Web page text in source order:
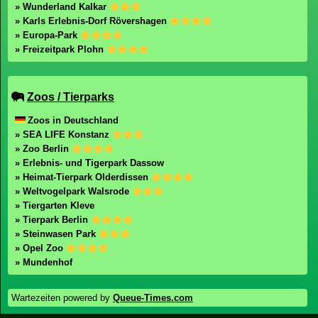
» Wunderland Kalkar
» Karls Erlebnis-Dorf Rövershagen
» Europa-Park
» Freizeitpark Plohn
Zoos / Tierparks
Zoos in Deutschland
» SEA LIFE Konstanz
» Zoo Berlin
» Erlebnis- und Tigerpark Dassow
» Heimat-Tierpark Olderdissen
» Weltvogelpark Walsrode
» Tiergarten Kleve
» Tierpark Berlin
» Steinwasen Park
» Opel Zoo
» Mundenhof
Wartezeiten powered by Queue-Times.com